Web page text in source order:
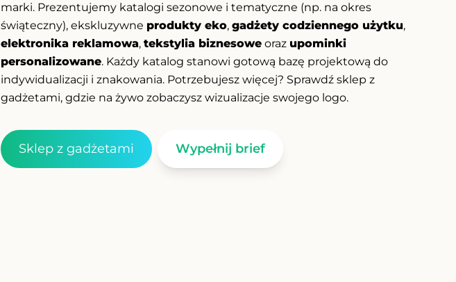
marki. Prezentujemy katalogi sezonowe i tematyczne (np. na okres
świąteczny), ekskluzywne produkty eko, gadżety codziennego użytku,
elektronika reklamowa, tekstylia biznesowe oraz upominki
personalizowane. Każdy katalog stanowi gotową bazę projektową do
indywidualizacji i znakowania. Potrzebujesz więcej? Sprawdź sklep z
gadżetami, gdzie na żywo zobaczysz wizualizacje swojego logo.
Sklep z gadżetami Wypełnij brief